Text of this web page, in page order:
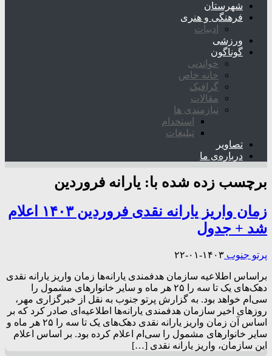
شهرستان
فرهنگی و هنری
ادبیات
ورزشی
گوناگون
خواندنی
خانه خاص
گرافیک
مقالات
نیازمندی ها
استخدام
تبلیغات
تصاویر
درباره‌ی ما
برچسب زده شده با: یارانه فروردین
زمان واریز یارانه نقدی فروردین ۱۴۰۳ اعلام
شد + جدول
پرتو جنوب ۱۴۰۳-۰۱-۲۲
براساس اطلاعیه سازمان هدفمندی یارانه‌ها زمان واریز یارانه نقدی
دهک‌های یک تا سه را ۲۵ هر ماه و سایر خانوارهای مشمول را
سی‌ام خواهد بود. به گزارش پرتو جنوب به نقل از خبرگزاری مهر،
روزهای اخیر سازمان هدفمندی یارانه‌ها اطلاعیه‌ای صادر کرد که بر
اساس آن زمان واریز یارانه نقدی دهک‌های یک تا سه را ۲۵ هر ماه و
سایر خانوارهای مشمول را سی‌ام اعلام کرده بود. بر اساس اعلام
این سازمان، واریز یارانه نقدی […]